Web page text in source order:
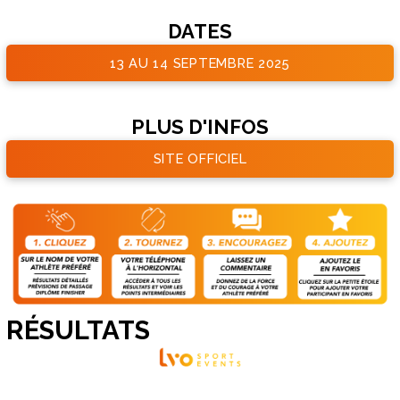
DATES
13 AU 14 SEPTEMBRE 2025
PLUS D'INFOS
SITE OFFICIEL
RÉSULTATS